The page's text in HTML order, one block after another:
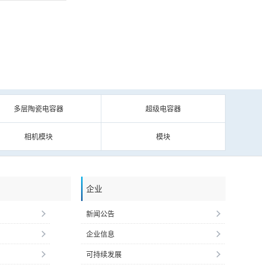
多层陶瓷电容器 超级电容器
相机模块 模块
企业
新闻公告
企业信息
可持续发展